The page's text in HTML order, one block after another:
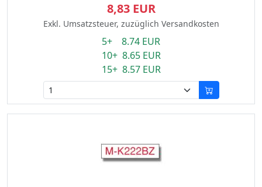
8,83 EUR
Exkl. Umsatzsteuer, zuzüglich Versandkosten
5+ 8.74 EUR
10+ 8.65 EUR
15+ 8.57 EUR